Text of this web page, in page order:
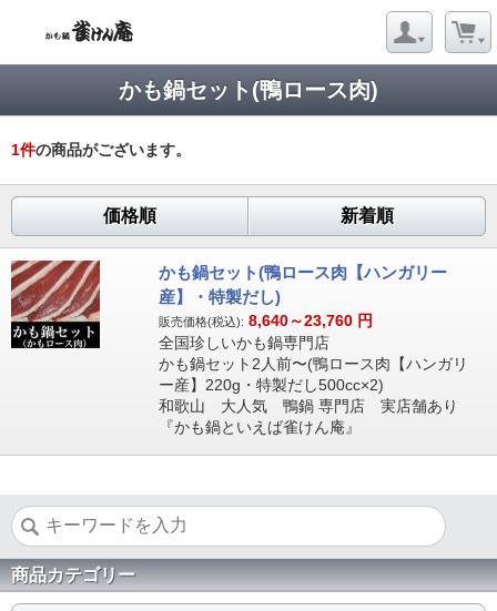
かも鍋セット(鴨ロース肉)
1件の商品がございます。
価格順 新着順
かも鍋セット(鴨ロース肉【ハンガリー
産】・特製だし)
販売価格(税込): 8,640～23,760 円
全国珍しいかも鍋専門店
かも鍋セット2人前〜(鴨ロース肉【ハンガリ
ー産】220g・特製だし500cc×2)
和歌山 大人気 鴨鍋 専門店 実店舗あり
『かも鍋といえば雀けん庵』
商品カテゴリー